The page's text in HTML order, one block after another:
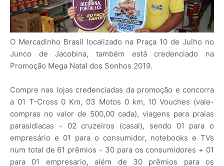
O Mercadinho Brasil localizado na Praça 10 de Julho no
Junco de Jacobina, também está credenciado na
Promoção Mega Natal dos Sonhos 2019.
Compre nas lojas credenciadas da promoção e concorra
a 01 T-Cross 0 Km, 03 Motos 0 km, 10 Vouches (vale-
compras no valor de 500,00 cada), viagens para praias
parasidiacas - 02 cruzeiros (casal), sendo 01 para o
empresário e 01 para o consumidor, notebooks e TVs
num total de 61 prêmios - 30 para os consumidores + 01
para 01 empresario, além de 30 prêmios para os